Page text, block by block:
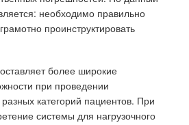
необходимо правильно
проинструктировать
более широкие
при проведении
категорий пациентов. При
системы для нагрузочного